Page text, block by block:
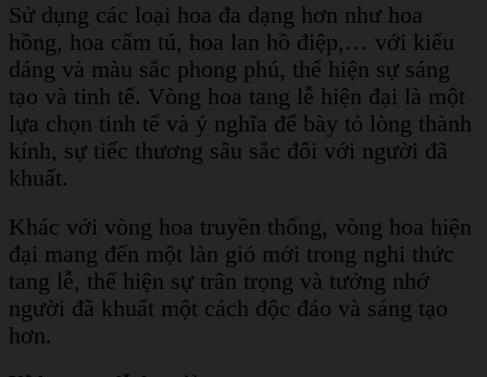
Sử dụng các loại hoa đa dạng hơn như hoa
hồng, hoa cẩm tú, hoa lan hồ điệp,… với kiểu
dáng và màu sắc phong phú, thể hiện sự sáng
tạo và tinh tế. Vòng hoa tang lễ hiện đại là một
lựa chọn tinh tế và ý nghĩa để bày tỏ lòng thành
kính, sự tiếc thương sâu sắc đối với người đã
khuất.
Khác với vòng hoa truyền thống, vòng hoa hiện
đại mang đến một làn gió mới trong nghi thức
tang lễ, thể hiện sự trân trọng và tưởng nhớ
người đã khuất một cách độc đáo và sáng tạo
hơn.